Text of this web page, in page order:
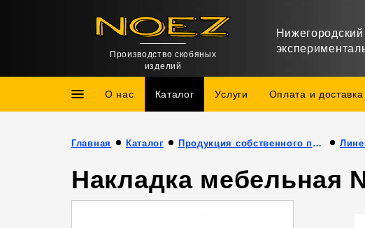
Производство скобяных
изделий
О нас Каталог Услуги Оплата и доставка
Главная Каталог Продукция собственного производства
Накладка мебельная